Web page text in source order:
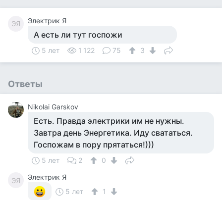
ЭЯ Электрик Я
А есть ли тут госпожи
5 лет 1 122 75 3
Ответы
Nikolai Garskov
Есть. Правда электрики им не нужны.
Завтра день Энергетика. Иду свататься.
Госпожам в пору прятаться!)))
5 лет 2 0
ЭЯ
Электрик Я
5 лет
1